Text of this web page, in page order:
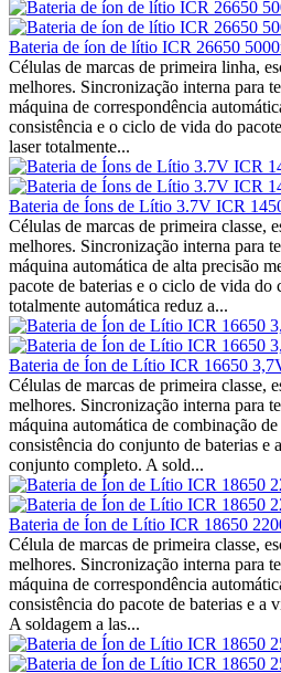
Bateria de íon de lítio ICR 26650
Células de marcas de primeira linha,
melhores. Sincronização interna para
máquina de correspondência
consistência e o ciclo de vida do
laser totalmente...
Bateria de Íons de Lítio 3.7V ICR
Células de marcas de primeira classe,
melhores. Sincronização interna para
máquina automática de alta precisão
pacote de baterias e o ciclo de vida do
totalmente automática reduz a...
Bateria de Íon de Lítio ICR 16650
Células de marcas de primeira classe,
melhores. Sincronização interna para
máquina automática de combinação
consistência do conjunto de baterias
conjunto completo. A sold...
Bateria de Íon de Lítio ICR 18650
Célula de marcas de primeira classe,
melhores. Sincronização interna para
máquina de correspondência
consistência do pacote de baterias e
A soldagem a las...